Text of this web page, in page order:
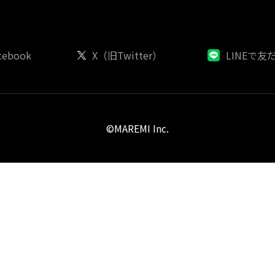
X（旧Twitter） LINEで友
©MAREMI Inc.